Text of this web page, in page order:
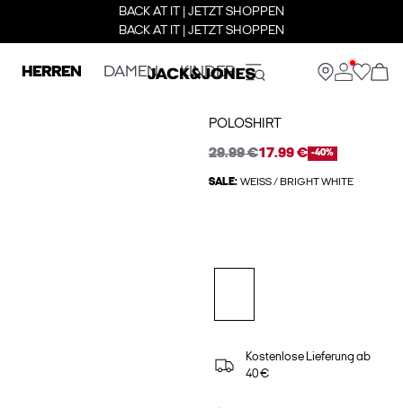
BACK AT IT | JETZT SHOPPEN
BACK AT IT | JETZT SHOPPEN
HERREN DAMEN KINDER
POLOSHIRT
29.99 €17.99 € -40%
SALE: WEISS / BRIGHT WHITE
Kostenlose Lieferung ab
40 €